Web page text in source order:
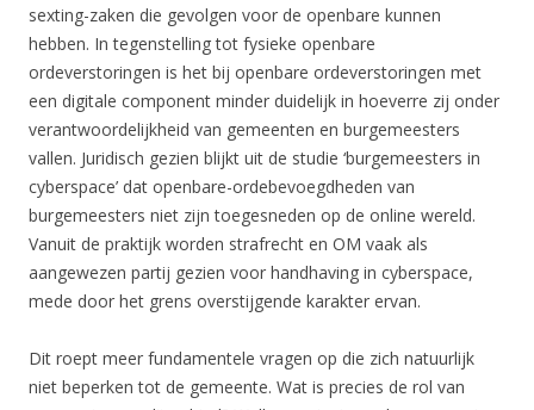
sexting-zaken die gevolgen voor de openbare kunnen
hebben. In tegenstelling tot fysieke openbare
ordeverstoringen is het bij openbare ordeverstoringen met
een digitale component minder duidelijk in hoeverre zij onder
verantwoordelijkheid van gemeenten en burgemeesters
vallen. Juridisch gezien blijkt uit de studie ‘burgemeesters in
cyberspace’ dat openbare-ordebevoegdheden van
burgemeesters niet zijn toegesneden op de online wereld.
Vanuit de praktijk worden strafrecht en OM vaak als
aangewezen partij gezien voor handhaving in cyberspace,
mede door het grens overstijgende karakter ervan.
Dit roept meer fundamentele vragen op die zich natuurlijk
niet beperken tot de gemeente. Wat is precies de rol van